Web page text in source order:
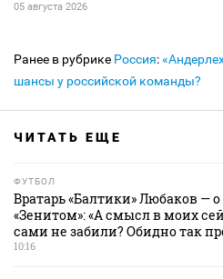
05 августа 2026
Ранее в рубрике Россия:
шансы у российской команды?
ЧИТАТЬ ЕЩЕ
ФУТБОЛ
Вратарь «Балтики» Любаков —
«Зенитом»: «А смысл в моих
сами не забили? Обидно так
10:16